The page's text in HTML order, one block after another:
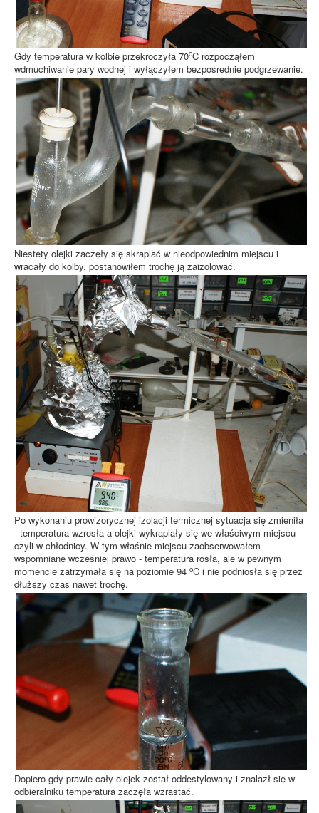
Gdy temperatura w kolbie przekroczyła 70oC rozpocząłem
wdmuchiwanie pary wodnej i wyłączyłem bezpośrednie podgrzewanie.
Niestety olejki zaczęły się skraplać w nieodpowiednim miejscu i
wracały do kolby, postanowiłem trochę ją zaizolować.
Po wykonaniu prowizorycznej izolacji termicznej sytuacja się zmieniła
- temperatura wzrosła a olejki wykraplały się we właściwym miejscu
czyli w chłodnicy. W tym właśnie miejscu zaobserwowałem
wspomniane wcześniej prawo - temperatura rosła, ale w pewnym
momencie zatrzymała się na poziomie 94 oC i nie podniosła się przez
dłuższy czas nawet trochę.
Dopiero gdy prawie cały olejek został oddestylowany i znalazł się w
odbieralniku temperatura zaczęła wzrastać.